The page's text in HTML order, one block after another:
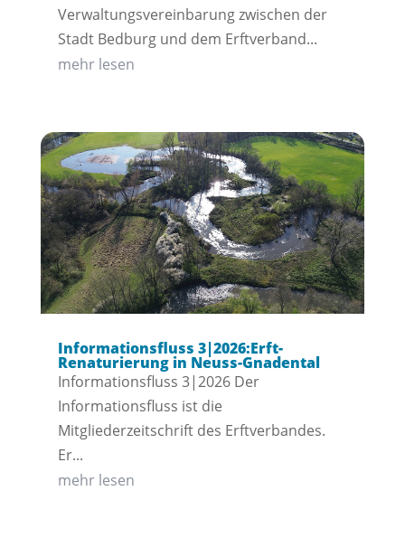
Verwaltungsvereinbarung zwischen der
Stadt Bedburg und dem Erftverband...
mehr lesen
Informationsfluss 3|2026:Erft-
Renaturierung in Neuss-Gnadental
Informationsfluss 3|2026 Der
Informationsfluss ist die
Mitgliederzeitschrift des Erftverbandes.
Er...
mehr lesen